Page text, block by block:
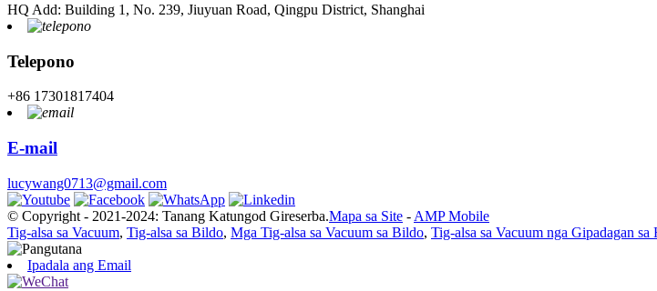
HQ Add: Building 1, No. 239, Jiuyuan Road, Qingpu District, Shanghai
Telepono
+86 17301817404
E-mail
lucywang0713@gmail.com
© Copyright - 2021-2024: Tanang Katungod Gireserba.Mapa sa Site - AMP Mobile
Tig-alsa sa Vacuum, Tig-alsa sa Bildo, Mga Tig-alsa sa Vacuum sa Bildo, Tig-alsa sa Vacuum nga Gipadagan sa
Ipadala ang Email